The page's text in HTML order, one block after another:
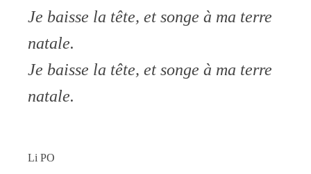
Je baisse la tête, et songe à ma terre
natale.
Je baisse la tête, et songe à ma terre
natale.
Li PO